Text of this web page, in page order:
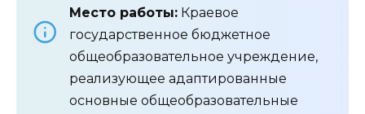
Место работы: Краевое
государственное бюджетное
общеобразовательное учреждение,
реализующее адаптированные
основные общеобразовательные